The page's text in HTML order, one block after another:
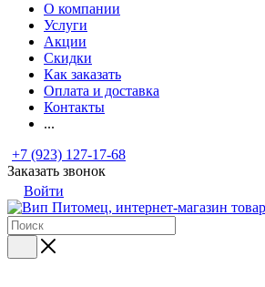
О компании
Услуги
Акции
Скидки
Как заказать
Оплата и доставка
Контакты
...
+7 (923) 127-17-68
Заказать звонок
Войти